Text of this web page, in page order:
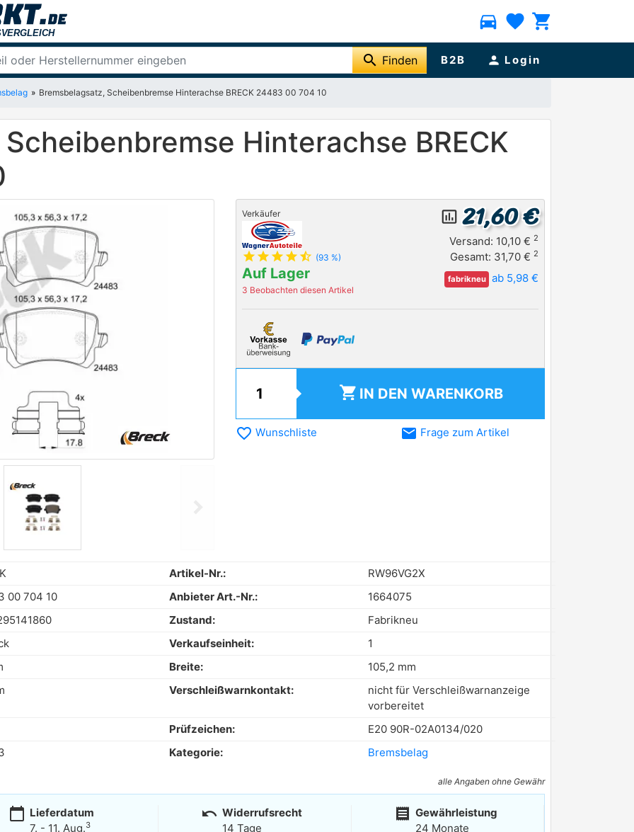
directions_car favorite shopping_cart
search Finden B2B person Login
Bremsbelagsatz, Scheibenbremse Hinterachse BRECK 24483 00 704 10
Hinterachse BRECK
Verkäufer
star star star star star_half (93 %)
Auf Lager
3 Beobachten diesen Artikel
insert_chart_outlined 21,60 €
Versand: 10,10 € 2
Gesamt: 31,70 € 2
fabrikneu ab 5,98 €
shopping_cart IN DEN WARENKORB
favorite_border Wunschliste email Frage zum Artikel
Artikel-Nr.:
RW96VG2X
00 704 10 Anbieter Art.-Nr.:
1664075
Zustand:
Fabrikneu
Verkaufseinheit:
1
Breite:
105,2 mm
Verschleißwarnkontakt:
nicht für Verschleißwarnanzeige
vorbereitet
Prüfzeichen:
E20 90R-02A0134/020
Kategorie: Bremsbelag
alle Angaben ohne Gewähr
calendar_today Lieferdatum
7. - 11. Aug.3
undo Widerrufsrecht
14 Tage
receipt Gewährleistung
24 Monate